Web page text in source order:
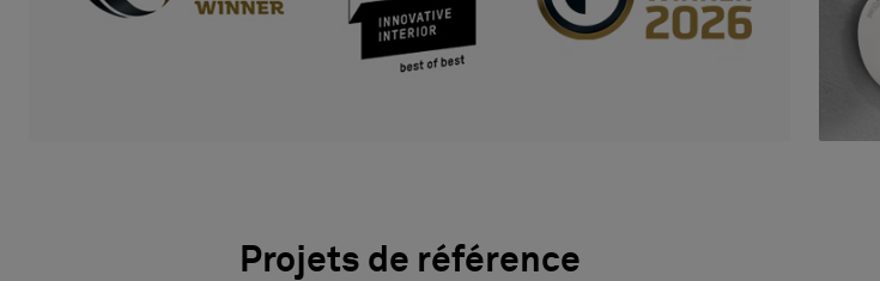
Projets de référence